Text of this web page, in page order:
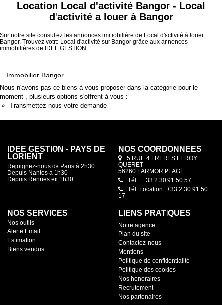
Location Local d'activité Bangor - Local
d'activité a louer à Bangor
Sur notre site consultez les annonces immobilière de Local d'activité à louer
Bangor. Trouvez votre Local d'activité sur Bangor grâce aux annonces
immobilières de IDEE GESTION.
Immobilier Bangor
Nous n'avons pas de biens à vous proposer dans la catégorie pour le
moment , plusieurs options s'offrent à vous :
Transmettez-nous votre demande
IDEE GESTION - PAYS DE
LORIENT
Rejoignez-nous de Paris à 2h30
Depuis Nantes à 1h30
Depuis Rennes en 1h30
NOS COORDONNÉES
5 RUE 4 FRERES LEROY
QUERET
56260 LARMOR PLAGE
Tél. : +33 2 30 91 50 57
Tél. Location : +33 2 30 91 50
17
NOS SERVICES
Nos outils
Alerte Email
Estimation
Biens vendus
LIENS PRATIQUES
Notre agence
Plan du site
Contactez-nous
Mentions
Politique de confidentialité
Politique des cookies
Nos honoraires
Recrutement
Nos partenaires